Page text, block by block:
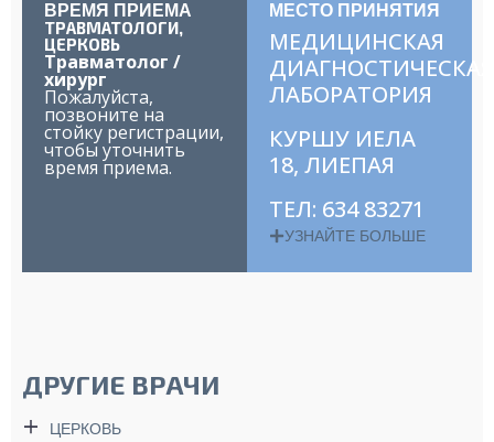
ВРЕМЯ ПРИЕМА
ТРАВМАТОЛОГИ,
ЦЕРКОВЬ
Травматолог /
хирург
Пожалуйста,
позвоните на
стойку регистрации,
чтобы уточнить
время приема.
МЕСТО ПРИНЯТИЯ
МЕДИЦИНСКАЯ
ДИАГНОСТИЧЕСКАЯ
ЛАБОРАТОРИЯ
КУРШУ ИЕЛА
18, ЛИЕПАЯ
ТЕЛ: 634 83271
УЗНАЙТЕ БОЛЬШЕ
ДРУГИЕ ВРАЧИ
ЦЕРКОВЬ